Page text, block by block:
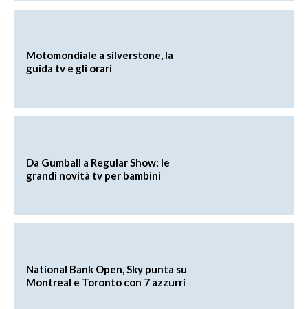
Motomondiale a silverstone, la
guida tv e gli orari
Da Gumball a Regular Show: le
grandi novità tv per bambini
National Bank Open, Sky punta su
Montreal e Toronto con 7 azzurri